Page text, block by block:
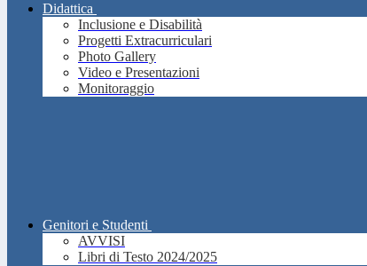
Didattica
Inclusione e Disabilità
Progetti Extracurriculari
Photo Gallery
Video e Presentazioni
Monitoraggio
Genitori e Studenti
AVVISI
Libri di Testo 2024/2025